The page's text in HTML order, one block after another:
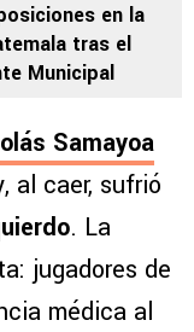
en la
tras el
Municipal
Samayoa
al caer, sufrió
. La
jugadores de
médica al